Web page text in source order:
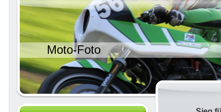
Moto-Foto